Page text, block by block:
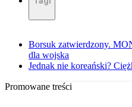
Borsuk zatwierdzony.
dla wojska
Jednak nie koreański?
Promowane treści